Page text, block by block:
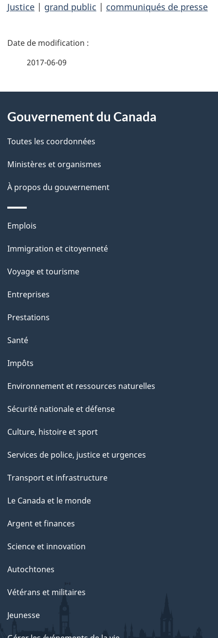
Justice | grand public | communiqués de presse
D
i
l
s
d
e
l
a
p
a
g
e
2017-06-09
propos
de
ce
site
Gouvernement du Canada
Toutes les coordonnées
Ministères et organismes
À propos du gouvernement
Thèmes
sujets
Emplois
Immigration et citoyenneté
Voyage et tourisme
Entreprises
Prestations
Santé
Impôts
Environnement et ressources naturelles
Sécurité nationale et défense
Culture, histoire et sport
Services de police, justice et urgences
Transport et infrastructure
Le Canada et le monde
Argent et finances
Science et innovation
Autochtones
Vétérans et militaires
Jeunesse